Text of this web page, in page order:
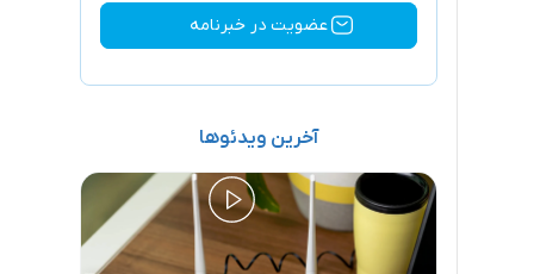
آخرین ویدئوها